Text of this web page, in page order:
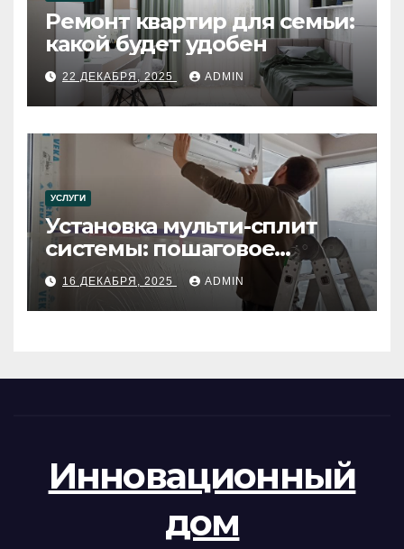
Ремонт квартир для семьи:
какой будет удобен
22 ДЕКАБРЯ, 2025 ADMIN
УСЛУГИ
Установка мульти-сплит
системы: пошаговое
руководство
16 ДЕКАБРЯ, 2025 ADMIN
Инновационный
дом